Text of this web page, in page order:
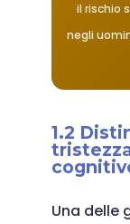
il rischio
negli
1.2
Una delle